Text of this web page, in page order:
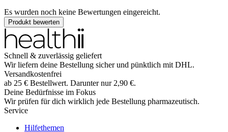
Es wurden noch keine Bewertungen eingereicht.
Produkt bewerten
Schnell & zuverlässig geliefert
Wir liefern deine Bestellung sicher und pünktlich mit DHL.
Versandkostenfrei
ab 25 € Bestellwert. Darunter nur 2,90 €.
Deine Bedürfnisse im Fokus
Wir prüfen für dich wirklich jede Bestellung pharmazeutisch.
Service
Hilfethemen